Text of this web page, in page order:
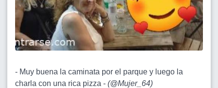
- Muy buena la caminata por el parque y luego la
charla con una rica pizza - (@Mujer_64)